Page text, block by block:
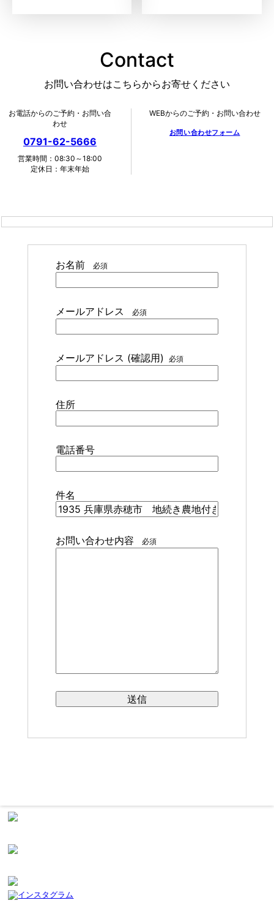
Contact
お問い合わせはこちらからお寄せください
お電話からのご予約・お問い合
わせ
0791-62-5666
営業時間：08:30～18:00
定休日：年末年始
WEBからのご予約・お問い合わせ
お問い合わせフォーム
お名前 必須
メールアドレス 必須
メールアドレス (確認用) 必須
住所
電話番号
件名
お問い合わせ内容 必須